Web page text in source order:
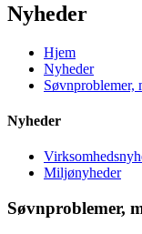
Nyheder
Hjem
Nyheder
Søvnproblemer,
Nyheder
Miljønyheder
Søvnproblemer,